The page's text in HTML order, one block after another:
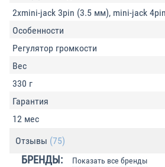
2xmini-jack 3pin (3.5 мм), mini-jack
Особенности
Регулятор громкости
Вес
330 г
Гарантия
12 мес
Отзывы (75)
БРЕНДЫ: Показать все бренды